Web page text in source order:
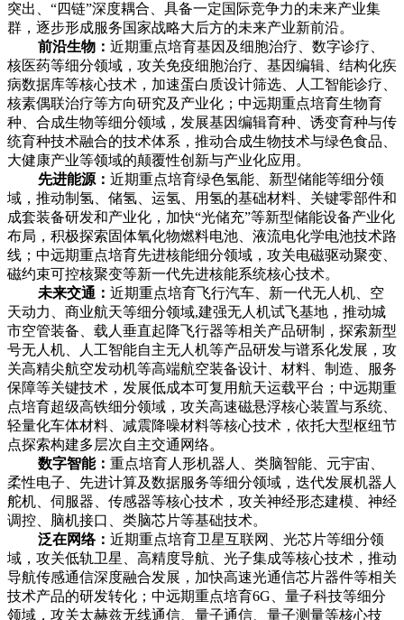
突出、“四链”深度耦合、具备一定国际竞争力的未来产业集
群，逐步形成服务国家战略大后方的未来产业新前沿。
前沿生物：近期重点培育基因及细胞治疗、数字诊疗、
核医药等细分领域，攻关免疫细胞治疗、基因编辑、结构化疾
病数据库等核心技术，加速蛋白质设计筛选、人工智能诊疗、
核素偶联治疗等方向研究及产业化；中远期重点培育生物育
种、合成生物等细分领域，发展基因编辑育种、诱变育种与传
统育种技术融合的技术体系，推动合成生物技术与绿色食品、
大健康产业等领域的颠覆性创新与产业化应用。
先进能源：近期重点培育绿色氢能、新型储能等细分领
域，推动制氢、储氢、运氢、用氢的基础材料、关键零部件和
成套装备研发和产业化，加快“光储充”等新型储能设备产业化
布局，积极探索固体氧化物燃料电池、液流电化学电池技术路
线；中远期重点培育先进核能细分领域，攻关电磁驱动聚变、
磁约束可控核聚变等新一代先进核能系统核心技术。
未来交通：近期重点培育飞行汽车、新一代无人机、空
天动力、商业航天等细分领域,建强无人机试飞基地，推动城
市空管装备、载人垂直起降飞行器等相关产品研制，探索新型
号无人机、人工智能自主无人机等产品研发与谱系化发展，攻
关高精尖航空发动机等高端航空装备设计、材料、制造、服务
保障等关键技术，发展低成本可复用航天运载平台；中远期重
点培育超级高铁细分领域，攻关高速磁悬浮核心装置与系统、
轻量化车体材料、减震降噪材料等核心技术，依托大型枢纽节
点探索构建多层次自主交通网络。
数字智能：重点培育人形机器人、类脑智能、元宇宙、
柔性电子、先进计算及数据服务等细分领域，迭代发展机器人
舵机、伺服器、传感器等核心技术，攻关神经形态建模、神经
调控、脑机接口、类脑芯片等基础技术。
泛在网络：近期重点培育卫星互联网、光芯片等细分领
域，攻关低轨卫星、高精度导航、光子集成等核心技术，推动
导航传感通信深度融合发展，加快高速光通信芯片器件等相关
技术产品的研发转化；中远期重点培育6G、量子科技等细分
领域，攻关太赫兹无线通信、量子通信、量子测量等核心技